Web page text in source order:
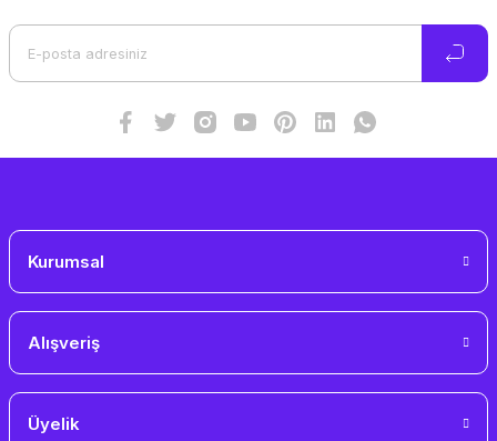
Kurumsal
Alışveriş
Üyelik